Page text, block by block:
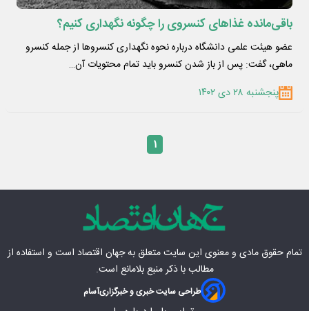
باقی‌مانده غذاهای کنسروی را چگونه نگهداری کنیم؟
عضو هیئت علمی دانشگاه درباره نحوه نگهداری کنسروها از جمله کنسرو
ماهی، گفت: پس از باز شدن کنسرو باید تمام محتویات آن…
پنجشنبه ۲۸ دی ۱۴۰۲
۱
تمام حقوق مادی‌ و معنوی این سایت متعلق بهجهان اقتصاد است و استفاده از
مطالب با ذکر منبع بلامانع است.
طراحی سایت خبری و خبرگزاریآسام